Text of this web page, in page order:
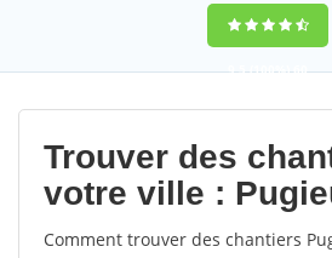
9,5(100%)60
votes
Trouver des
votre ville :
Comment trouver des chantiers